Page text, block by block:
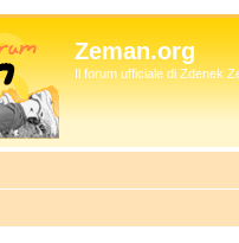
Zeman.org
Il forum ufficiale di Zdenek